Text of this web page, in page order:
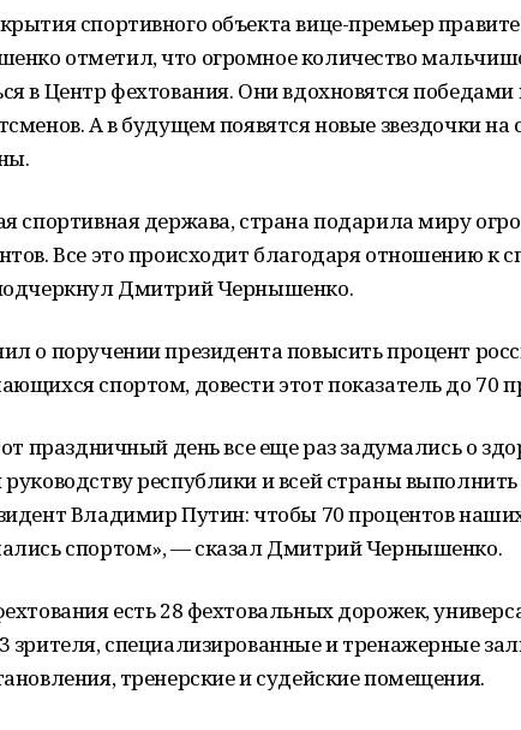
спортивного объекта вице-премьер
отметил, что огромное количество
в Центр фехтования. Они вдохновятся победами
А в будущем появятся новые звездочки на
спортивная держава, страна подарила миру
Все это происходит благодаря отношению к
Дмитрий Чернышенко.
о поручении президента повысить процент
спортом, довести этот показатель до 70
праздничный день все еще раз задумались о
республики и всей страны
Владимир Путин: чтобы 70 процентов
спортом», — сказал Дмитрий Чернышенко.
есть 28 фехтовальных дорожек,
зрителя, специализированные и тренажерные
тренерские и судейские помещения.